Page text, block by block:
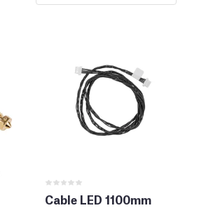
Cable LED 1100mm